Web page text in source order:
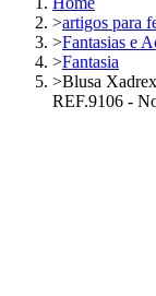
>artigos para
>Fantasias e
>Fantasia
>Blusa
REF.9106 -